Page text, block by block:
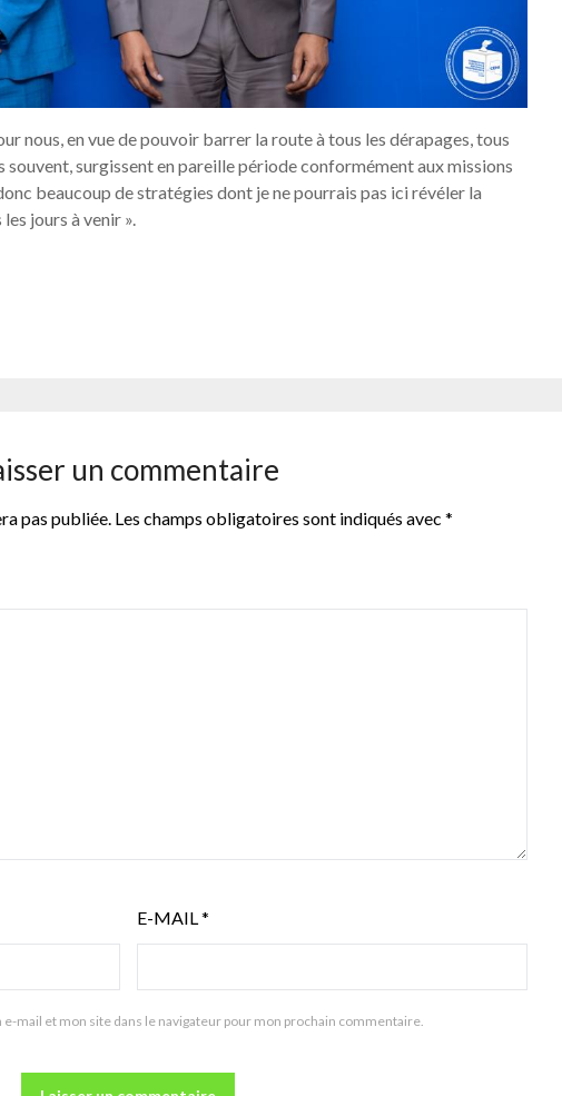
nous, en vue de pouvoir barrer la route à tous les dérapages, tous
surgissent en pareille période conformément aux missions
beaucoup de stratégies dont je ne pourrais pas ici révéler la
les jours à venir ».
un commentaire
pas publiée. Les champs obligatoires sont indiqués avec *
E-MAIL*
mail et mon site dans le navigateur pour mon prochain commentaire.